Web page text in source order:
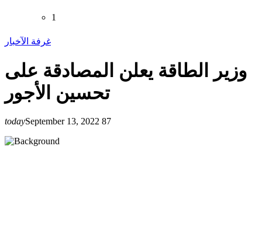
1
غرفة الآخبار
وزير الطاقة يعلن المصادقة على
تحسين الأجور
todaySeptember 13, 2022 87